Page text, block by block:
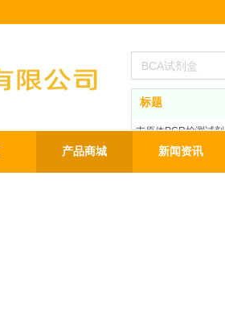
标题
支原体PCR检测试剂
BCA蛋白定量试剂盒
产品商城 新闻资讯